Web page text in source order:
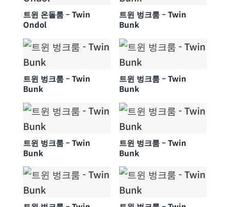
트윈 온돌룸 – Twin
Ondol
트윈 벙크룸 – Twin
Bunk
트윈 벙크룸 – Twin
Bunk
트윈 벙크룸 – Twin
Bunk
트윈 벙크룸 – Twin
Bunk
트윈 벙크룸 – Twin
Bunk